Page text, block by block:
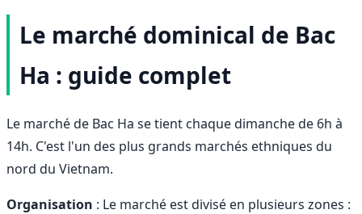
Le marché dominical de Bac
Ha : guide complet
Le marché de Bac Ha se tient chaque dimanche de 6h à
14h. C'est l'un des plus grands marchés ethniques du
nord du Vietnam.
Organisation : Le marché est divisé en plusieurs zones :